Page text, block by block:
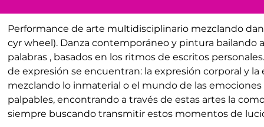
Performance de arte multidisciplinario mezclando
cyr wheel). Danza contemporáneo y pintura bailando
palabras , basados en los ritmos de escritos
de expresión se encuentran: la expresión corporal y la
mezclando lo inmaterial o el mundo de las
palpables, encontrando a través de estas artes la
siempre buscando transmitir estos momentos de